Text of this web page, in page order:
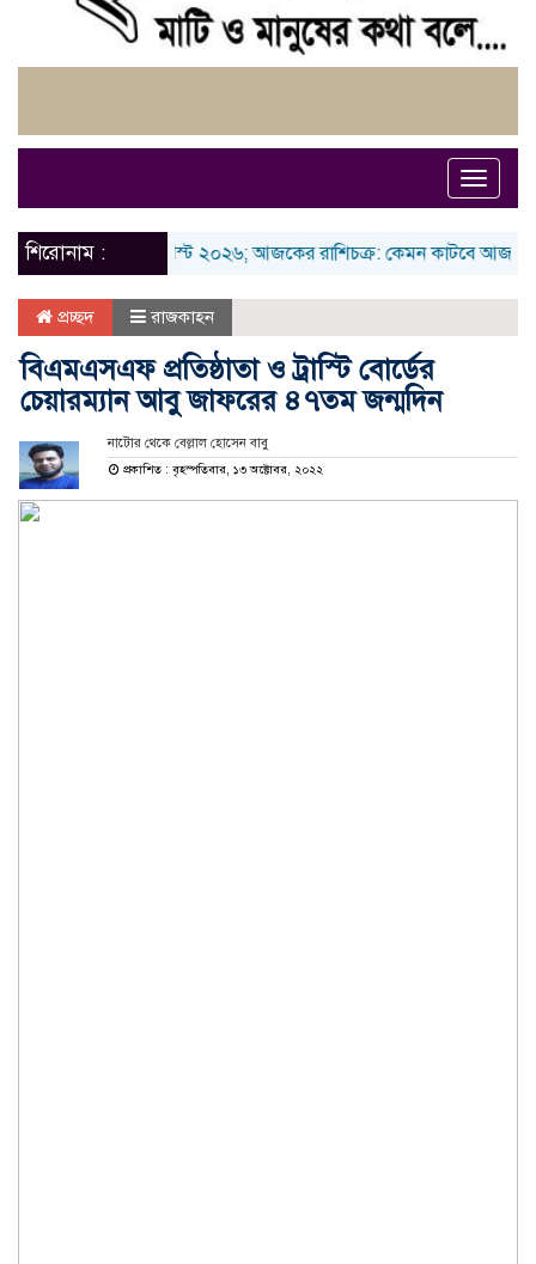
Toggle
শিরোনাম :
রবিবার ৯ আগস্ট ২০২৬; আজকের রাশিচক্র: কেমন কাটবে আজকের দিনটি
প্রচ্ছদ রাজকাহন
বিএমএসএফ প্রতিষ্ঠাতা ও ট্রাস্টি বোর্ডের
চেয়ারম্যান আবু জাফরের ৪৭তম জন্মদিন
নাটোর থেকে বেল্লাল হোসেন বাবু
প্রকাশিত : বৃহস্পতিবার, ১৩ অক্টোবর, ২০২২